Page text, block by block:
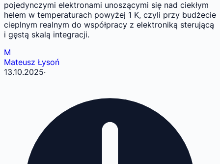
pojedynczymi elektronami unoszącymi się nad ciekłym
helem w temperaturach powyżej 1 K, czyli przy budżecie
cieplnym realnym do współpracy z elektroniką sterującą
i gęstą skalą integracji.
M
Mateusz Łysoń
13.10.2025·